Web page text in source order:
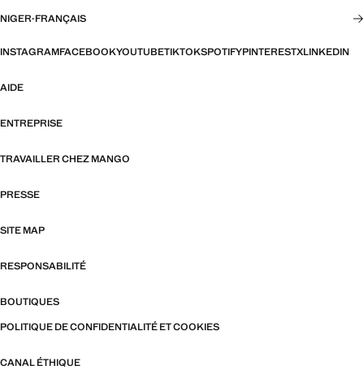
NIGER·FRANÇAIS
INSTAGRAMFACEBOOKYOUTUBETIKTOKSPOTIFYPINTERESTXLINKEDIN
AIDE
ENTREPRISE
TRAVAILLER CHEZ MANGO
PRESSE
SITE MAP
RESPONSABILITÉ
BOUTIQUES
POLITIQUE DE CONFIDENTIALITÉ ET COOKIES
CANAL ÉTHIQUE